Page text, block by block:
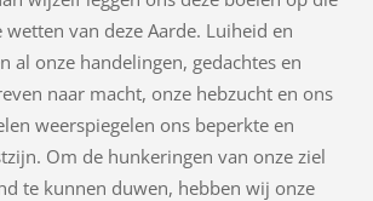
van deze Aarde. Luiheid en
al onze handelingen, gedachtes en
naar macht, onze hebzucht en ons
weerspiegelen ons beperkte en
Om de hunkeringen van onze ziel
te kunnen duwen, hebben wij onze